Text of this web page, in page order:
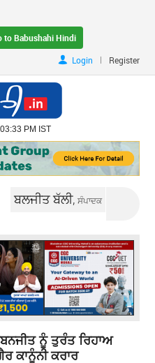
to Babushahi Hindi
Login
| Register
PM IST
ਬਲਜੀਤ ਬੱਲੀ,ਸੰਪਾਦਕ
ਨੂੰ ਤੁਰੰਤ ਰਿਹਾਅ
ਕਾਨੂੰਨੀ ਕਰਾਰ